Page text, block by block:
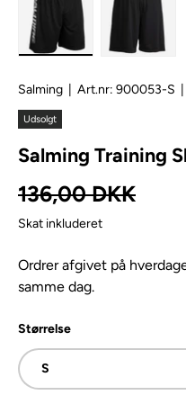
Salming Art.nr: 900053-S
Udsolgt
Salming Training
Normal pris
136,00 DKK
Skat inkluderet
Ordrer afgivet på
samme dag.
Størrelse
S